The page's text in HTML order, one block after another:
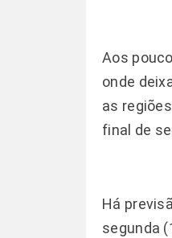
Aos
onde
as
final de
Há
segunda